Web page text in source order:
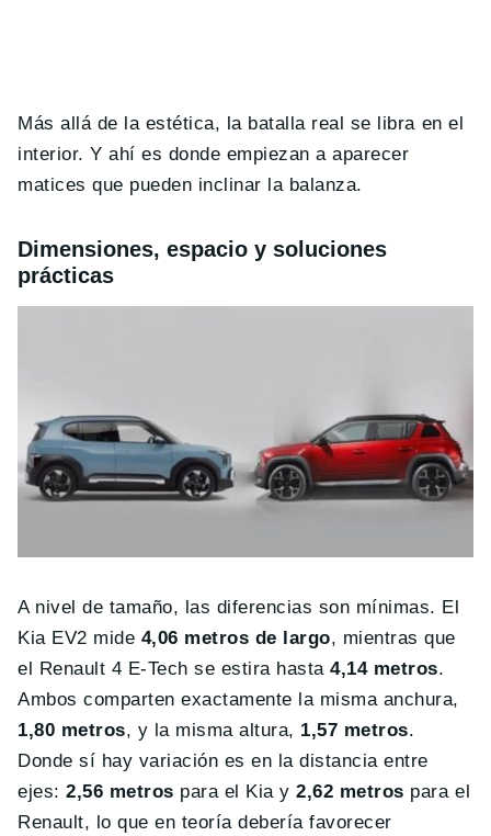
Más allá de la estética, la batalla real se libra en el
interior. Y ahí es donde empiezan a aparecer
matices que pueden inclinar la balanza.
Dimensiones, espacio y soluciones
prácticas
A nivel de tamaño, las diferencias son mínimas. El
Kia EV2 mide 4,06 metros de largo, mientras que
el Renault 4 E-Tech se estira hasta4,14 metros.
Ambos comparten exactamente la misma anchura,
1,80 metros, y la misma altura, 1,57 metros.
Donde sí hay variación es en la distancia entre
ejes:2,56 metros para el Kia y2,62 metros para el
Renault, lo que en teoría debería favorecer